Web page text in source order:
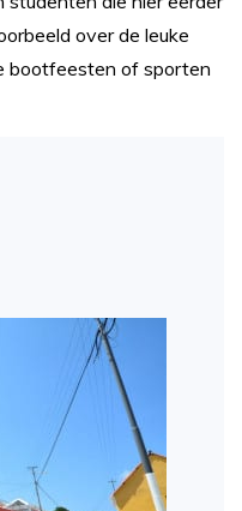
over de leuke
bootfeesten of sporten